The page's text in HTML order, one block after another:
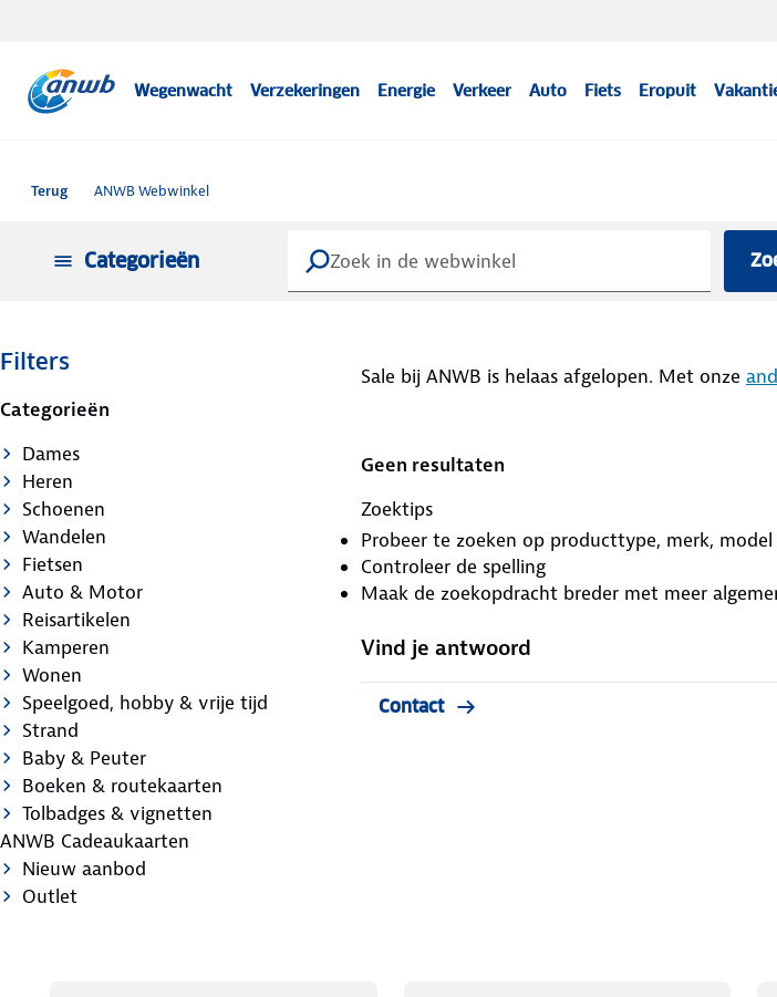
Wegenwacht Verzekeringen Energie Verkeer Auto Fiets Eropuit
Terug ANWB Webwinkel
Categorieën
Filters
Categorieën
Dames
Heren
Schoenen
Wandelen
Fietsen
Auto & Motor
Reisartikelen
Kamperen
Wonen
Speelgoed, hobby & vrije tijd
Strand
Baby & Peuter
Boeken & routekaarten
Tolbadges & vignetten
ANWB Cadeaukaarten
Nieuw aanbod
Outlet
Sale bij ANWB is helaas afgelopen. Met onze
Geen resultaten
Zoektips
Probeer te zoeken op producttype, merk,
Controleer de spelling
Maak de zoekopdracht breder met meer
Vind je antwoord
Contact